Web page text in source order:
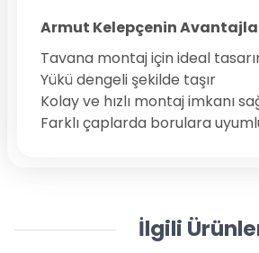
Armut Kelepçenin
Tavana montaj için ideal
Yükü dengeli şekilde taşır
Kolay ve hızlı montaj imkanı
Farklı çaplarda borulara
İlgili